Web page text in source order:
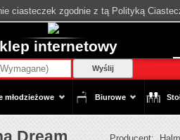
internetowy
Wyślij
młodzieżowe Biurowe
ciasteczek zgodnie z tą Polityką